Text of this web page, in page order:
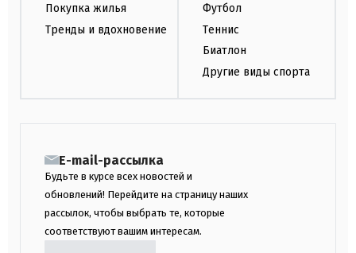
Покупка жилья
Тренды и вдохновение
Футбол
Теннис
Биатлон
Другие виды спорта
E-mail-рассылка
Будьте в курсе всех новостей и
обновлений! Перейдите на страницу наших
рассылок, чтобы выбрать те, которые
соответствуют вашим интересам.